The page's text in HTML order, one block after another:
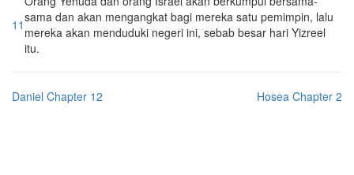
11sama dan akan mengangkat bagi mereka satu pemimpin, lalu
mereka akan menduduki negeri ini, sebab besar hari Yizreel
itu.
Daniel Chapter 12 Hosea Chapter 2